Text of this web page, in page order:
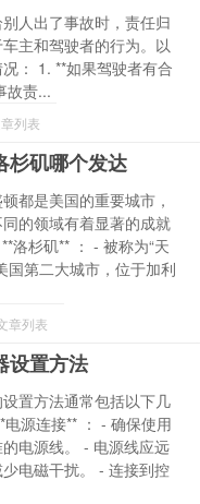
人出了事故时，责任归
主和驾驶者的行为。以
： 1. **如果驾驶者有合
故责...
列表
杉矶哪个发达
都是美国的重要城市，
的领域有着显著的成就
洛杉矶** ： - 被称为“天
国第二大城市，位于加利
章列表
设置方法
置方法通常包括以下几
源连接** ： - 确保使用
电源线。 - 电源线应远
电磁干扰。 - 连接到控